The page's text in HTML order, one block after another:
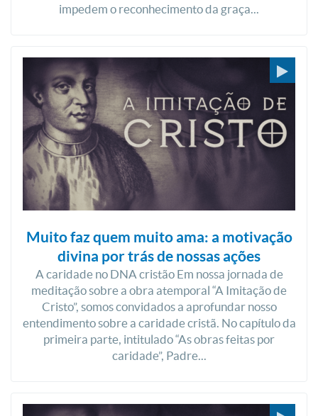
impedem o reconhecimento da graça...
Muito faz quem muito ama: a motivação
divina por trás de nossas ações
A caridade no DNA cristão Em nossa jornada de
meditação sobre a obra atemporal “A Imitação de
Cristo”, somos convidados a aprofundar nosso
entendimento sobre a caridade cristã. No capítulo da
primeira parte, intitulado “As obras feitas por
caridade”, Padre...